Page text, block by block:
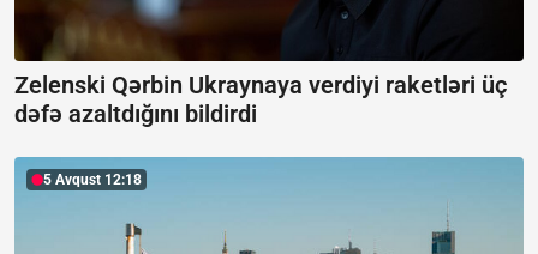
Zelenski Qərbin Ukraynaya verdiyi raketləri üç
dəfə azaltdığını bildirdi
5 Avqust 12:18